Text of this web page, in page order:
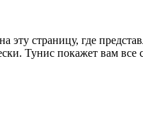
эту страницу, где
Тунис покажет вам